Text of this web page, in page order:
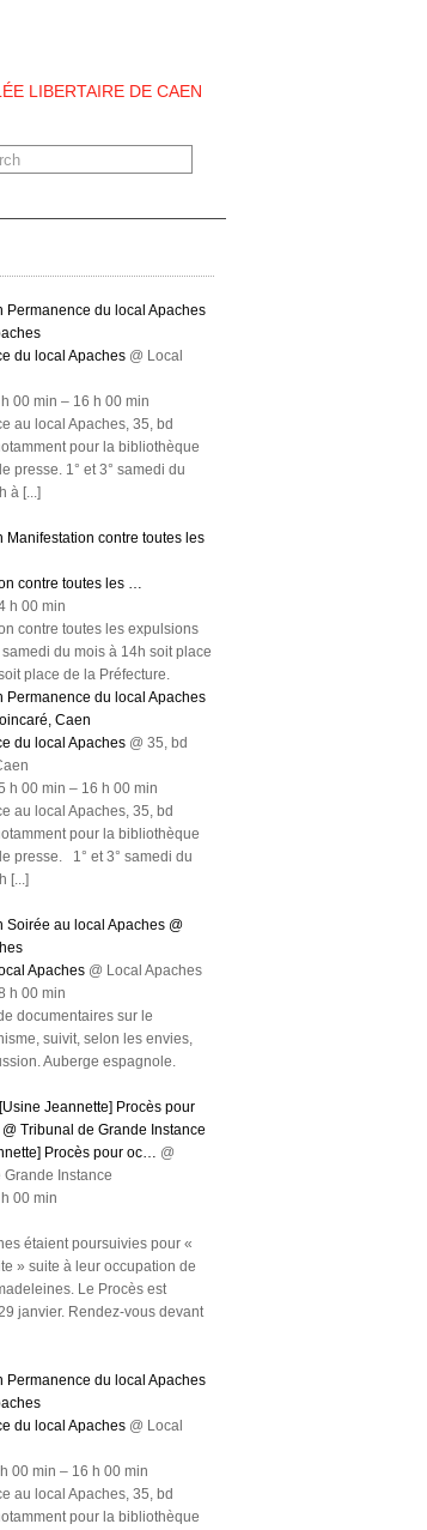
LIBERTAIRE DE CAEN
Permanence du local Apaches
du local Apaches @ Local
00 min – 16 h 00 min
au local Apaches, 35, bd
pour la bibliothèque
presse. 1° et 3° samedi du
à [...]
Manifestation contre toutes les
contre toutes les …
h 00 min
contre toutes les expulsions
samedi du mois à 14h soit place
place de la Préfecture.
Permanence du local Apaches
Caen
du local Apaches @ 35, bd
h 00 min – 16 h 00 min
au local Apaches, 35, bd
pour la bibliothèque
presse. 1° et 3° samedi du
[...]
Soirée au local Apaches @
Apaches @ Local Apaches
h 00 min
documentaires sur le
suivit, selon les envies,
Auberge espagnole.
[Usine Jeannette] Procès pour
@ Tribunal de Grande Instance
Procès pour oc… @
Instance
00 min
étaient poursuivies pour «
» suite à leur occupation de
Le Procès est
janvier. Rendez-vous devant
Permanence du local Apaches
du local Apaches @ Local
00 min – 16 h 00 min
au local Apaches, 35, bd
pour la bibliothèque